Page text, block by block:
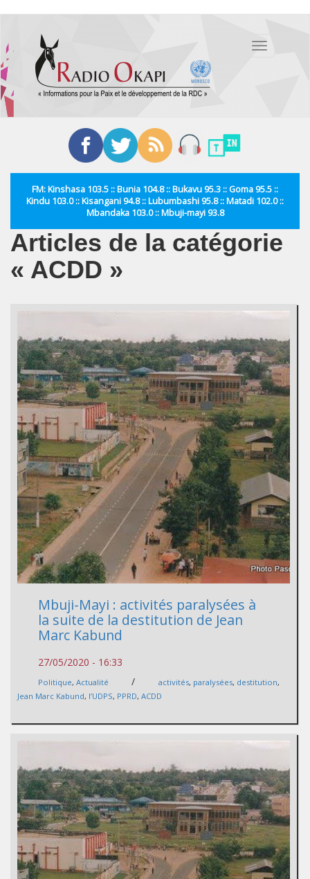
contenu
principal
Toggle
FM: Kinshasa 103.5 :: Bunia 104.8 :: Bukavu 95.3 :: Goma 95.5 ::
Kindu 103.0 :: Kisangani 94.8 :: Lubumbashi 95.8 :: Matadi 102.0 ::
Mbandaka 103.0 :: Mbuji-mayi 93.8
Articles de la catégorie
« ACDD »
Mbuji-Mayi : activités paralysées à
la suite de la destitution de Jean
Marc Kabund
27/05/2020 - 16:33
Politique, Actualité / activités, paralysées, destitution,
Jean Marc Kabund, l’UDPS, PPRD, ACDD